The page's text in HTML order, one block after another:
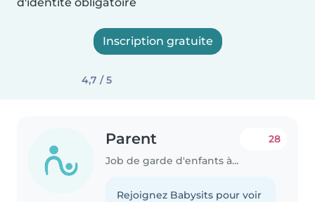
Inscription gratuite
4,7 / 5
Parent
Job de garde d'enfants à Décines-Charpieu
28
Rejoignez Babysits pour voir